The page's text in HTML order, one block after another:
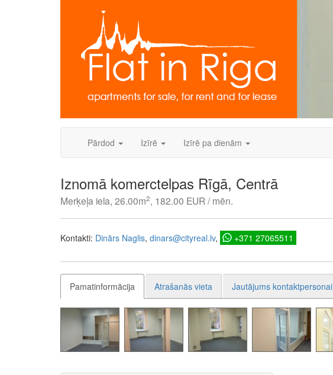
Pārdod Izīrē Izīrē pa dienām
Iznomā komerctelpas Rīgā, Centrā
Merķeļa iela, 26.00m2, 182.00 EUR / mēn.
Kontakti: Dinārs Naglis dinars@cityreal.lv +371 27065511
Pamatinformācija Atrašanās vieta Jautājums kontaktpersonai